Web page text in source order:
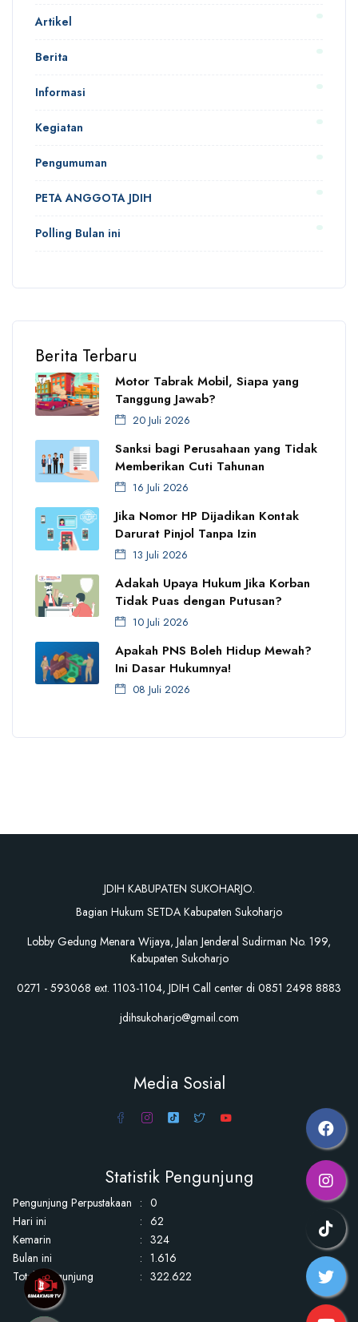
Artikel
Berita
Informasi
Kegiatan
Pengumuman
PETA ANGGOTA JDIH
Polling Bulan ini
Berita Terbaru
Motor Tabrak Mobil, Siapa yang
Tanggung Jawab?
20 Juli 2026
Sanksi bagi Perusahaan yang Tidak
Memberikan Cuti Tahunan
16 Juli 2026
Jika Nomor HP Dijadikan Kontak
Darurat Pinjol Tanpa Izin
13 Juli 2026
Adakah Upaya Hukum Jika Korban
Tidak Puas dengan Putusan?
10 Juli 2026
Apakah PNS Boleh Hidup Mewah?
Ini Dasar Hukumnya!
08 Juli 2026
JDIH KABUPATEN SUKOHARJO.
Bagian Hukum SETDA Kabupaten Sukoharjo
Lobby Gedung Menara Wijaya, Jalan Jenderal Sudirman No. 199,
Kabupaten Sukoharjo
0271 - 593068 ext. 1103-1104, JDIH Call center di 0851 2498 8883
jdihsukoharjo@gmail.com
Media Sosial
Statistik Pengunjung
Pengunjung Perpustakaan : 0
Hari ini
: 62
Kemarin
: 324
Bulan ini
: 1.616
Total Pengunjung
: 322.622